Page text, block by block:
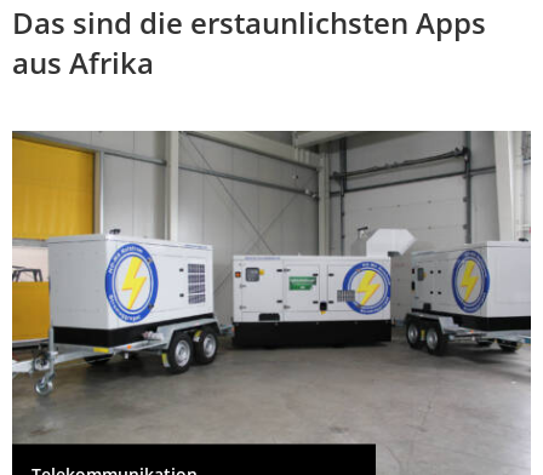
Das sind die erstaunlichsten Apps
aus Afrika